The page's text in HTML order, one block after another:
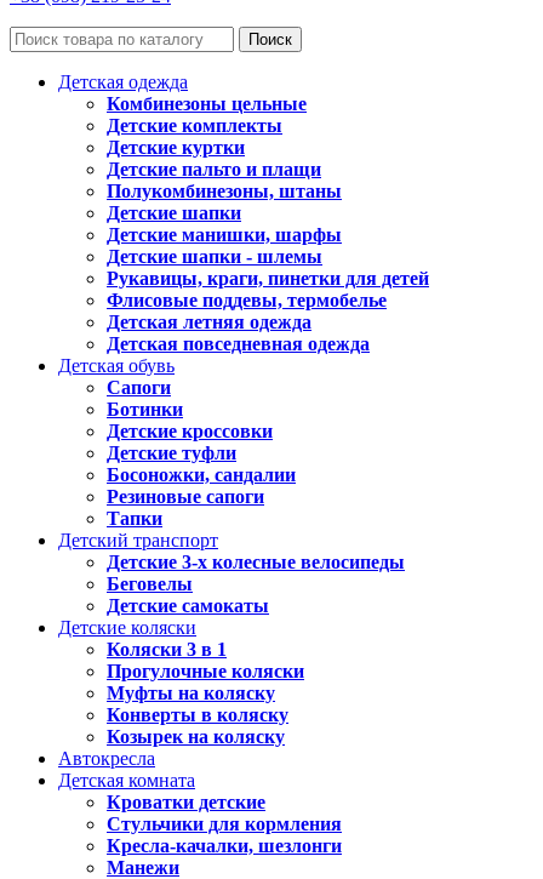
Поиск
Детская одежда
Комбинезоны цельные
Детские комплекты
Детские куртки
Детские пальто и плащи
Полукомбинезоны, штаны
Детские шапки
Детские манишки, шарфы
Детские шапки - шлемы
Рукавицы, краги, пинетки для детей
Флисовые поддевы, термобелье
Детская летняя одежда
Детская повседневная одежда
Детская обувь
Сапоги
Ботинки
Детские кроссовки
Детские туфли
Босоножки, сандалии
Резиновые сапоги
Тапки
Детский транспорт
Детские 3-х колесные велосипеды
Беговелы
Детские самокаты
Детские коляски
Коляски 3 в 1
Прогулочные коляски
Муфты на коляску
Конверты в коляску
Козырек на коляску
Автокресла
Детская комната
Кроватки детские
Стульчики для кормления
Кресла-качалки, шезлонги
Манежи